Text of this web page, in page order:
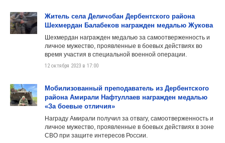
Житель села Деличобан Дербентского района
Шехмердан Балабеков награжден медалью Жукова
Шехмердан награжден медалью за самоотверженность и
личное мужество, проявленные в боевых действиях во
время участия в специальной военной операции.
12 октября 2023 в 17:00
Мобилизованный преподаватель из Дербентского
района Амирали Нафтуллаев награжден медалью
«За боевые отличия»
Награду Амирали получил за отвагу, самоотверженность и
личное мужество, проявленные в боевых действиях в зоне
СВО при защите интересов России.